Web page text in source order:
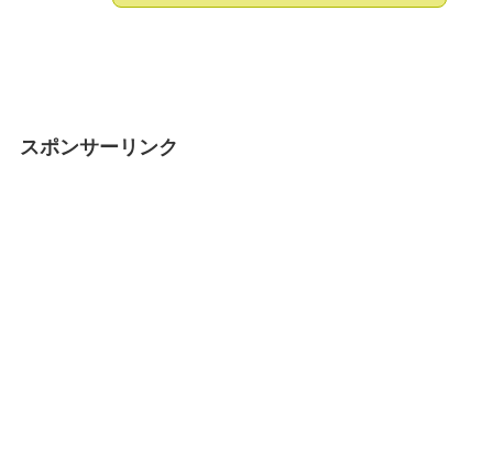
スポンサーリンク